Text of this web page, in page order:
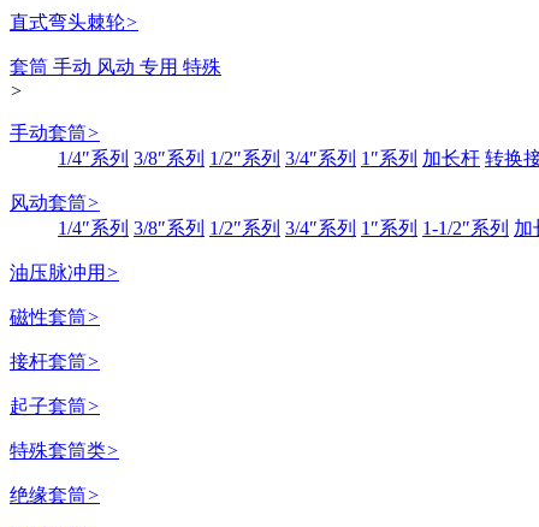
直式弯头棘轮>
套筒 手动 风动 专用 特殊
>
手动套筒>
1/4″系列 3/8″系列 1/2″系列 3/4″系列 1″系列 加长杆 转换
风动套筒>
1/4″系列 3/8″系列 1/2″系列 3/4″系列 1″系列 1-1/2″系列 加
油压脉冲用 >
磁性套筒>
接杆套筒>
起子套筒>
特殊套筒类>
绝缘套筒>